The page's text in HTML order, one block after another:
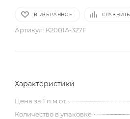
В ИЗБРАННОЕ СРАВНИТЬ
Артикул: K2001A-327F
Характеристики
Цена за 1 п.м от
Количество в упаковке